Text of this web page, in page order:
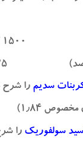
گرم
سدیم را شرح
۱٫۸۴) ۱۰۰ کیلو گرم
سولفوریک را